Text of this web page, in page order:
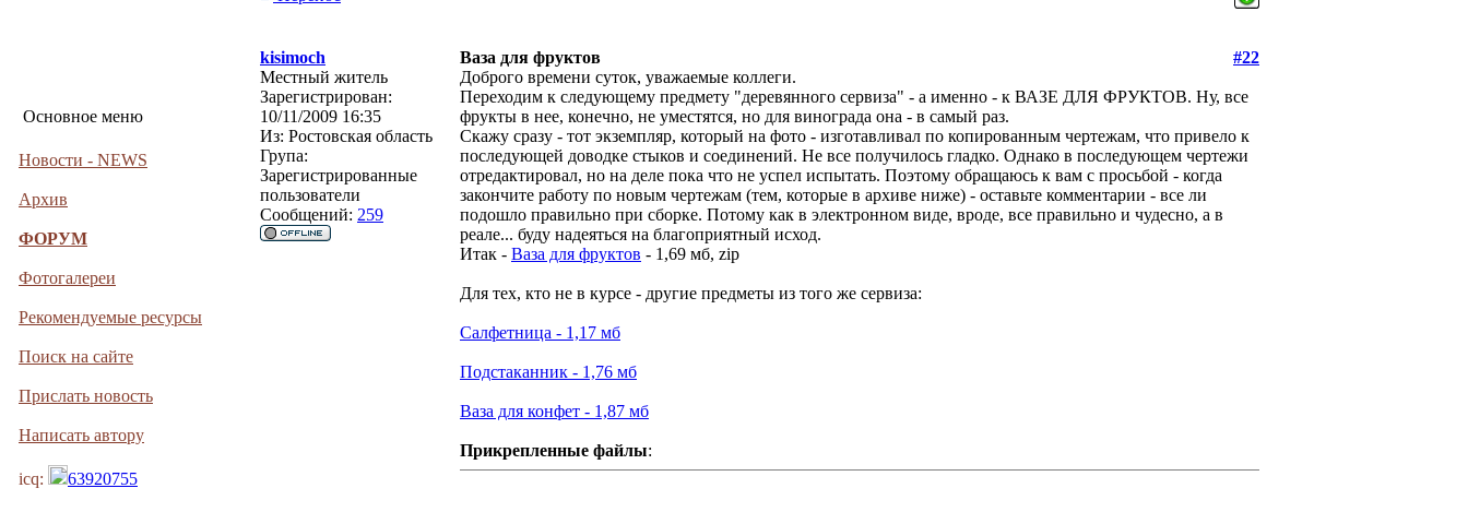
Основное меню
Новости - NEWS
Архив
ФОРУМ
Фотогалереи
Рекомендуемые ресурсы
Поиск на сайте
Прислать новость
Написать автору
icq: 63920755
kisimoch Ваза для фруктов
#22
Местный житель
Зарегистрирован:
10/11/2009 16:35
Из: Ростовская область
Група:
Зарегистрированные
пользователи
Сообщений: 259
Доброго времени суток, уважаемые коллеги.
Переходим к следующему предмету "деревянного сервиза" - а именно - к ВАЗЕ ДЛЯ ФРУКТОВ. Ну, все
фрукты в нее, конечно, не уместятся, но для винограда она - в самый раз.
Скажу сразу - тот экземпляр, который на фото - изготавливал по копированным чертежам, что привело к
последующей доводке стыков и соединений. Не все получилось гладко. Однако в последующем чертежи
отредактировал, но на деле пока что не успел испытать. Поэтому обращаюсь к вам с просьбой - когда
закончите работу по новым чертежам (тем, которые в архиве ниже) - оставьте комментарии - все ли
подошло правильно при сборке. Потому как в электронном виде, вроде, все правильно и чудесно, а в
реале... буду надеяться на благоприятный исход.
Итак - Ваза для фруктов - 1,69 мб, zip
Для тех, кто не в курсе - другие предметы из того же сервиза:
Салфетница - 1,17 мб
Подстаканник - 1,76 мб
Ваза для конфет - 1,87 мб
Прикрепленные файлы: